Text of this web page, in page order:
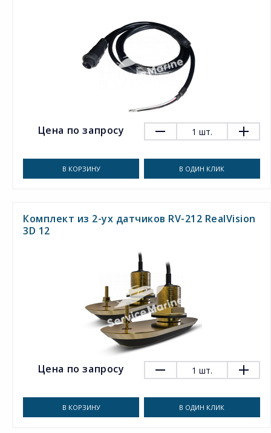
Цена по запросу 1 шт.
В КОРЗИНУ В ОДИН КЛИК
Комплект из 2-ух датчиков RV-212 RealVision
3D 12
Цена по запросу 1 шт.
В КОРЗИНУ В ОДИН КЛИК